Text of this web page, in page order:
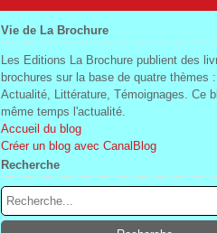
Vie de La Brochure
Les Editions La Brochure publient des
brochures sur la base de quatre thèmes
Actualité, Littérature, Témoignages. Ce
même temps l'actualité.
Accueil du blog
Créer un blog avec CanalBlog
Recherche